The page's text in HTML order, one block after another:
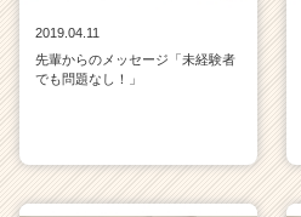
2019.04.11
先輩からのメッセージ「未経験者
でも問題なし！」